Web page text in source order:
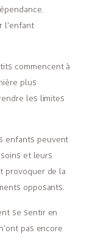
l’enfant
commencent à
plus
les limites
enfants peuvent
et leurs
provoquer de la
opposants.
se sentir en
pas encore